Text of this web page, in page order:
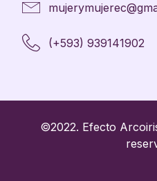
(+593) 939141902
©2022. Efecto